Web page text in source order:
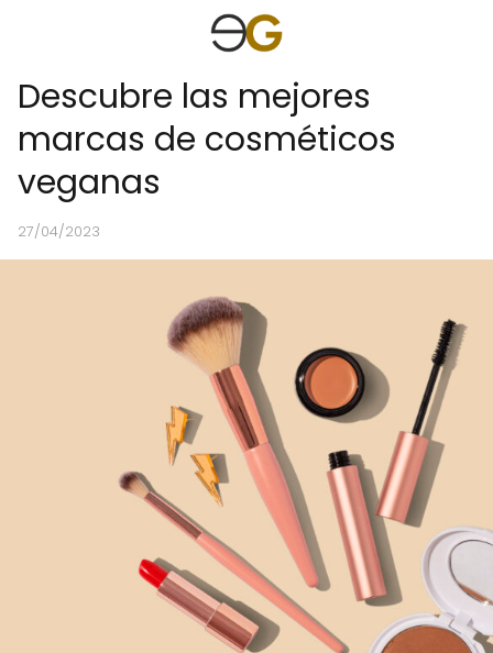
Descubre las mejores
marcas de cosméticos
veganas
27/04/2023